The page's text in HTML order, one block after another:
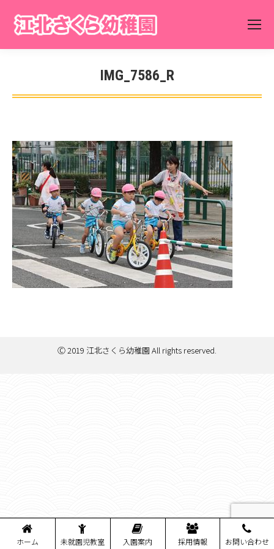
IMG_7586_R
You are here:
Ⓒ 2019 江北さくら幼稚園 All rights reserved.
ホーム 未就園児教室 入園案内 採用情報 お問い合わせ